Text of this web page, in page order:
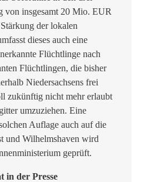
von insgesamt 20 Mio. EUR
der lokalen
dieses auch eine
Flüchtlinge nach
Flüchtlingen, die bisher
Niedersachsens frei
zukünftig nicht mehr erlaubt
umzuziehen. Eine
Auflage auch auf die
und Wilhelmshaven wird
geprüft.
in der Presse